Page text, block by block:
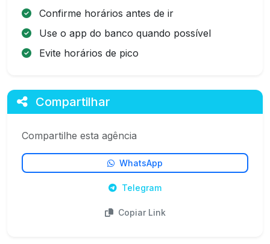
Confirme horários antes de ir
Use o app do banco quando possível
Evite horários de pico
Compartilhar
Compartilhe esta agência
WhatsApp
Telegram
Copiar Link